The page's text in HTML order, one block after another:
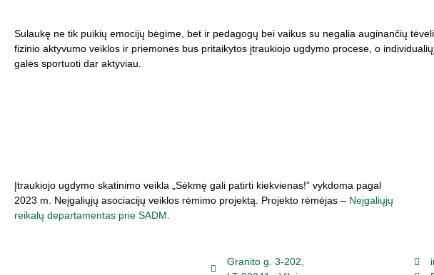
Sulaukę ne tik puikių emocijų bėgime, bet ir pedagogų bei vaikus su negalia auginančių
fizinio aktyvumo veiklos ir priemonės bus pritaikytos įtraukiojo ugdymo procese, o
galės sportuoti dar aktyviau.
Įtraukiojo ugdymo skatinimo veikla „Sėkmę gali patirti kiekvienas!” vykdoma pagal
2023 m. Neįgaliųjų asociacijų veiklos rėmimo projektą. Projekto rėmėjas – Neįgaliųjų
reikalų departamentas prie SADM.
Granito g. 3-202,